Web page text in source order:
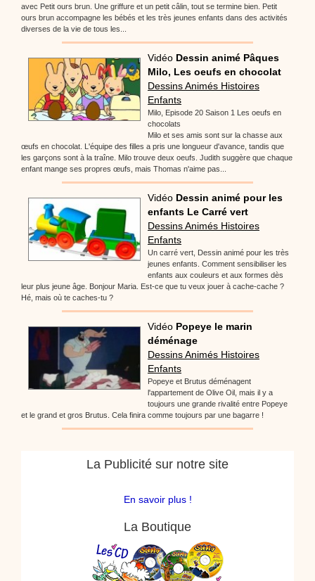
avec Petit ours brun. Une griffure et un petit câlin, tout se termine bien. Petit
ours brun accompagne les bébés et les très jeunes enfants dans des activités
diverses de la vie de tous les...
Vidéo Dessin animé Pâques
Milo, Les oeufs en chocolat
Dessins Animés Histoires
Enfants
Milo, Episode 20 Saison 1 Les oeufs en
chocolats
Milo et ses amis sont sur la chasse aux
œufs en chocolat. L'équipe des filles a pris une longueur d'avance, tandis que
les garçons sont à la traîne. Milo trouve deux oeufs. Judith suggère que chaque
enfant mange ses propres œufs, mais Thomas n'aime pas...
Vidéo Dessin animé pour les
enfants Le Carré vert
Dessins Animés Histoires
Enfants
Un carré vert, Dessin animé pour les très
jeunes enfants. Comment sensibiliser les
enfants aux couleurs et aux formes dès
leur plus jeune âge. Bonjour Maria. Est-ce que tu veux jouer à cache-cache ?
Hé, mais où te caches-tu ?
Vidéo Popeye le marin
déménage
Dessins Animés Histoires
Enfants
Popeye et Brutus déménagent
l'appartement de Olive Oil, mais il y a
toujours une grande rivalité entre Popeye
et le grand et gros Brutus. Cela finira comme toujours par une bagarre !
La Publicité sur notre site
En savoir plus !
La Boutique